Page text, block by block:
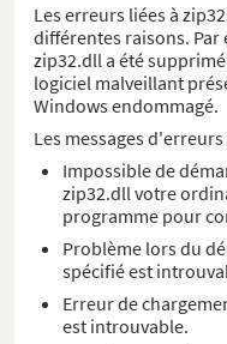
Les erreurs liées à
différentes raisons.
zip32.dll a été
logiciel malveillant
Windows endommagé.
Les messages
Impossible de
zip32.dll votre
programme pour
Problème lors du
spécifié est
Erreur de
est introuvable.